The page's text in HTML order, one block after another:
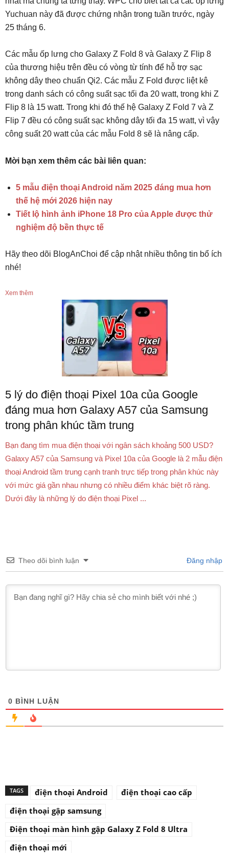
Yuchuan này đã được chứng nhận trong tuần trước, ngày
25 tháng 6.
Các mẫu ốp lưng cho Galaxy Z Fold 8 và Galaxy Z Flip 8
của thương hiệu trên đều có vòng từ tính để hỗ trợ sạc
không dây theo chuẩn Qi2. Các mẫu Z Fold được liệt kê
trong danh sách có công suất sạc tối đa 20 watt, trong khi Z
Flip 8 là 15 watt. Trong khi đó thế hệ Galaxy Z Fold 7 và Z
Flip 7 đều có công suất sạc không dây tối đa 15 watt, vì vậy
công suất 20 watt của các mẫu Fold 8 sẽ là nâng cấp.
Mời bạn xem thêm các bài liên quan:
5 mẫu điện thoại Android năm 2025 đáng mua hơn
thế hệ mới 2026 hiện nay
Tiết lộ hình ảnh iPhone 18 Pro của Apple được thử
nghiệm độ bền thực tế
Hãy theo dõi BlogAnChoi để cập nhật nhiều thông tin bổ ích
nhé!
Xem thêm
5 lý do điện thoại Pixel 10a của Google
đáng mua hơn Galaxy A57 của Samsung
trong phân khúc tầm trung
Bạn đang tìm mua điện thoại với ngân sách khoảng 500 USD?
Galaxy A57 của Samsung và Pixel 10a của Google là 2 mẫu điện
thoại Android tầm trung cạnh tranh trực tiếp trong phân khúc này
với mức giá gần nhau nhưng có nhiều điểm khác biệt rõ ràng.
Dưới đây là những lý do điện thoại Pixel ...
Theo dõi bình luận Đăng nhập
0 BÌNH LUẬN
TAGS điện thoại Android
điện thoại cao cấp
điện thoại gập samsung
Điện thoại màn hình gập Galaxy Z Fold 8 Ultra
điện thoại mới